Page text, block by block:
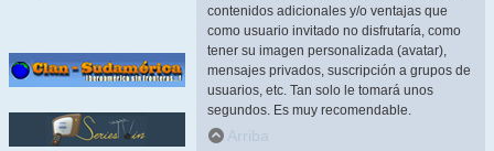
contenidos adicionales y/o ventajas que
como usuario invitado no disfrutaría, como
tener su imagen personalizada (avatar),
mensajes privados, suscripción a grupos de
usuarios, etc. Tan solo le tomará unos
segundos. Es muy recomendable.
Arriba